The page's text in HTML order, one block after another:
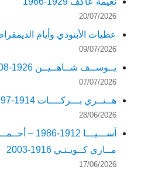
20/07/2026
عطيات الأبنودي وأيام
09/07/2026
يــوســف شــاهــيــن 1926-2008
07/07/2026
هــنــري بـــركــــات 1914-1997
28/06/2026
مــاري كــويـنـي 1916-2003
17/06/2026